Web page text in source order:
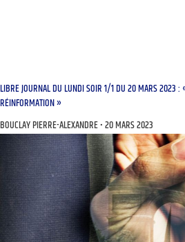
LIBRE JOURNAL DU LUNDI SOIR 1/1 DU 20 MARS 2023 :
RÉINFORMATION »
BOUCLAY PIERRE-ALEXANDRE 20 MARS 2023